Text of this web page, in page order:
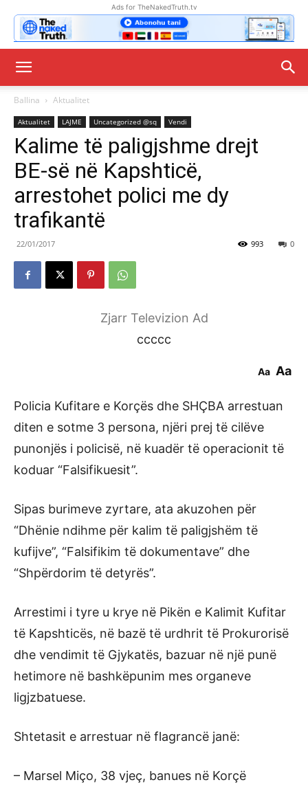
Ads for TheNakedTruth.tv
Ballina Aktualitet
Aktualitet LAJME Uncategorized @sq Vendi
Kalime të paligjshme drejt
BE-së në Kapshticë,
arrestohet polici me dy
trafikantë
22/01/2017 0
993
Zjarr Televizion Ad
ccccc
Aa Aa
Policia Kufitare e Korçës dhe SHÇBA arrestuan
diten e sotme 3 persona, njëri prej të cilëve
punonjës i policisë, në kuadër të operacionit të
koduar “Falsifikuesit”.
Sipas burimeve zyrtare, ata akuzohen për
“Dhënie ndihme për kalim të paligjshëm të
kufijve”, “Falsifikim të dokumentave” dhe
“Shpërdorim të detyrës”.
Arrestimi i tyre u krye në Pikën e Kalimit Kufitar
të Kapshticës, në bazë të urdhrit të Prokurorisë
dhe vendimit të Gjykatës, bazuar në një punë
hetimore në bashkëpunim mes organeve
ligjzbatuese.
Shtetasit e arrestuar në flagrancë janë:
– Marsel Miço, 38 vjeç, banues në Korçë